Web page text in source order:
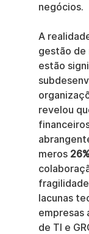
negócios.
A
gestão de
estão
revelou
meros
lacunas
empresas
de TI e